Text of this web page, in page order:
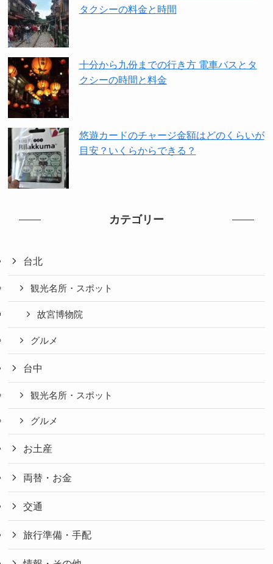
タクシーの料金と時間
十分から九份までの行き方 電車バスとタ
クシーの時間と料金
悠遊カードのチャージ金額はどのくらいが
目安？いくらからできる？
カテゴリー
台北
観光名所・スポット
故宮博物院
グルメ
台中
観光名所・スポット
グルメ
お土産
両替・お金
交通
旅行準備・手配